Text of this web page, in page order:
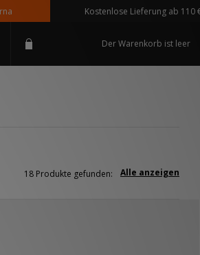
Kostenlose Lieferung ab 110 €
Der Warenkorb ist leer
Alle anzeigen
18 Produkte gefunden: